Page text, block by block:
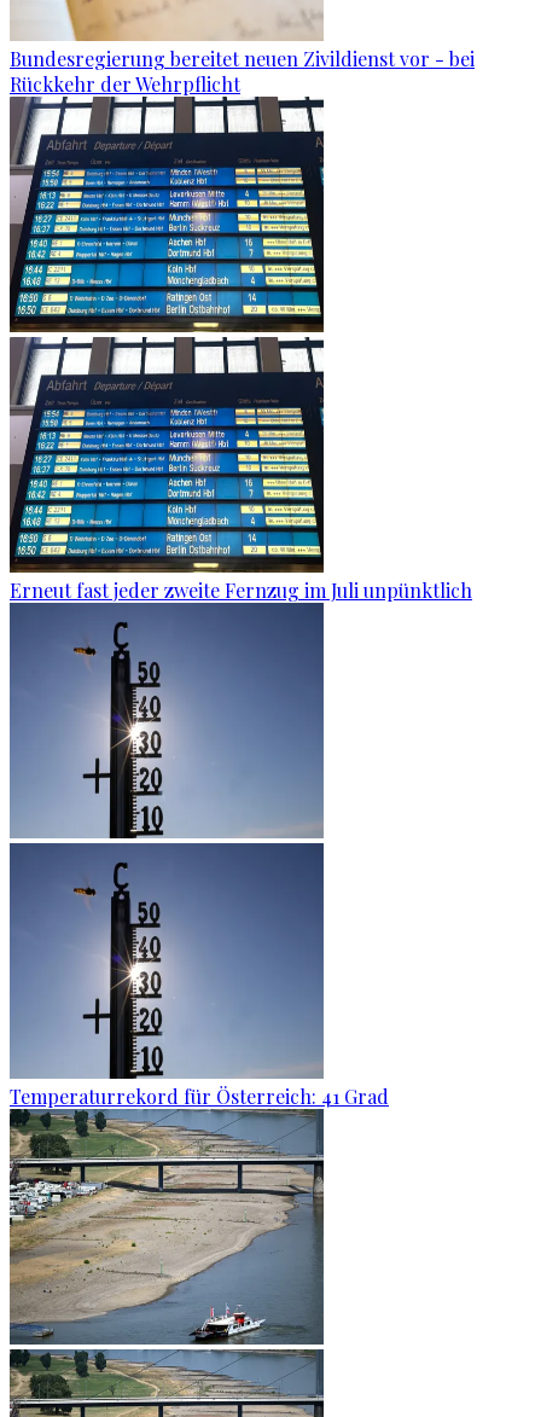
Bundesregierung bereitet neuen Zivildienst vor - bei
Rückkehr der Wehrpflicht
Erneut fast jeder zweite Fernzug im Juli unpünktlich
Temperaturrekord für Österreich: 41 Grad